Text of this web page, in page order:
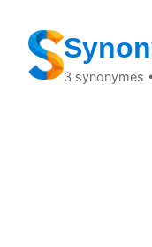
3 synonymes